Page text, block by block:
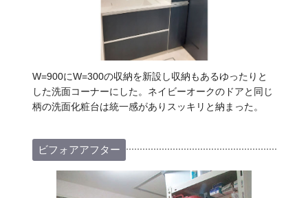
W=900にW=300の収納を新設し収納もあるゆったりと
した洗面コーナーにした。ネイビーオークのドアと同じ
柄の洗面化粧台は統一感がありスッキリと納まった。
ビフォアアフター